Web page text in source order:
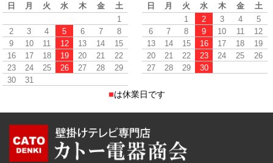
日 月 火 水 木 金
土
1
2
3 4 5 6 7
8
9
10 11 12 13 14
15
16
17 18 19 20 21
22
23
24 25 26 27 28
29
30
31
日 月 火 水 木 金
土
1
2 3 4
5
6
7 8 9 10 11
12
13
14 15 16 17 18
19
20
21 22 23 24 25
26
27
28 29 30
■は休業日です